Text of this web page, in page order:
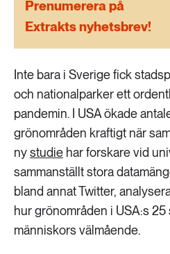
Vatten
Prenumerera på
Extrakts nyhetsbrev!
Inte bara i Sverige fick
och nationalparker ett
pandemin. I USA ökade
grönområden kraftigt när
nystudie har forskare vid
sammanställt stora
bland annat Twitter,
hur grönområden i USA:s
människors välmående.